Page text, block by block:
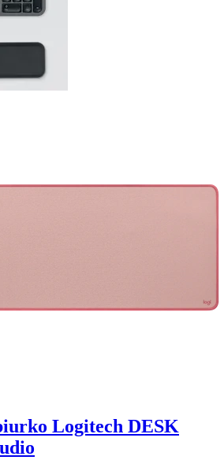
Logitech DESK